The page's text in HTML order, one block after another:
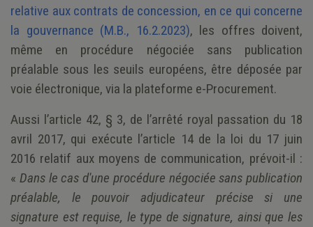
relative aux contrats de concession, en ce qui concerne
la gouvernance (M.B., 16.2.2023), les offres doivent,
même en procédure négociée sans publication
préalable sous les seuils européens, être déposée par
voie électronique, via la plateforme e-Procurement.
Aussi l’article 42, § 3, de l’arrêté royal passation du 18
avril 2017, qui exécute l’article 14 de la loi du 17 juin
2016 relatif aux moyens de communication, prévoit-il :
« Dans le cas d'une procédure négociée sans publication
préalable, le pouvoir adjudicateur précise si une
signature est requise, le type de signature, ainsi que les